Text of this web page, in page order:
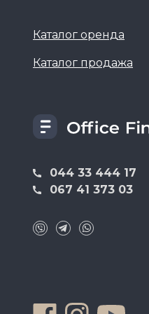
044 33 444 17
067 41 373 03
Каталог оренда
Каталог продажа